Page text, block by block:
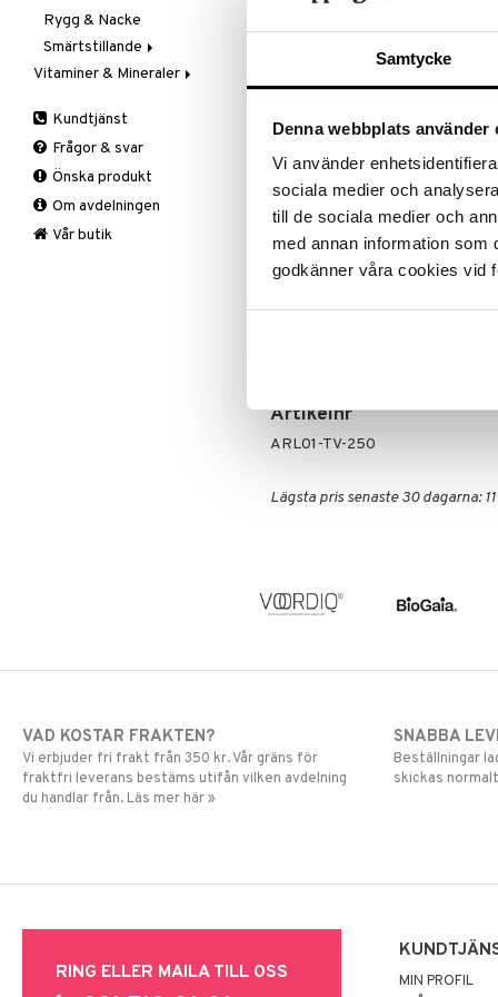
Samtycke
Denna webbplats använder
Vi använder
sociala medier och
till de sociala medier och
med annan information som
godkänner våra cookies vid
TILL
Produktinfo
blodgenomströmningen,
smärta. Gelen är lätt att massera
Liniment har använts i 1000-tals
senor och leder. RADITAL
initialt kylande för att sedan
Aqua, Alcohol denat., Menthol,
Artikelnr
ARL01-TV-250
Lägsta pris senaste 30 dagarna:
Stödstrumpor
Knästrumpa
Varje dag
Medicinsk stödstrumpa
Vad
Vrist
Rygg & Nacke
Smärtstillande
Tabletter
Vitaminer & Mineraler
B-Vitaminer
C-Vitamin
Järn
Kalcium
Krom
Kundtjänst
Frågor & svar
Önska produkt
Om avdelningen
Vår butik
VAD KOSTAR FRAKTEN?
Vi erbjuder fri frakt från 350 kr. Vår gräns för
fraktfri leverans bestäms utifån vilken avdelning
du handlar från. Läs mer här »
SNABBA
Beställningar
skickas
RING ELLER MAILA TILL OSS
MIN PROFIL